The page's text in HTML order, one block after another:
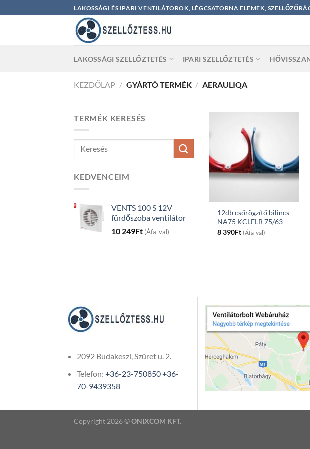
to
LAKOSSÁGI ÉS IPARI VENTILÁTOROK, LÉGCSATORNA ELEMEK,
LAKOSSÁGI SZELLŐZTETÉS IPARI SZELLŐZTETÉS
KEZDŐLAP / GYÁRTÓ TERMÉK / AERAULIQA
TERMÉK KERESÉS
KEDVENCEIM
VENTS 100 S 12V
fürdőszoba ventilátor
10 249Ft (Áfa-val)
12db csőrögzítő bilincs
NA75 KCLFLB 75/63
8 390Ft (Áfa-val)
2092 Budakeszi, Szüret u. 2.
Telefon: +36-23-750850+36-
70-9439358
Copyright 2026 ©ONIXCOM KFT.